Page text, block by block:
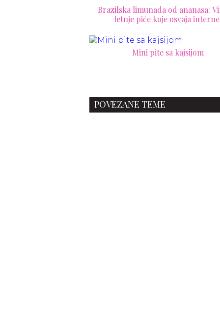
Brazilska limunada od ananasa:
letnje piće koje osvaja
Mini pite sa kajsijom
POVEZANE TEME